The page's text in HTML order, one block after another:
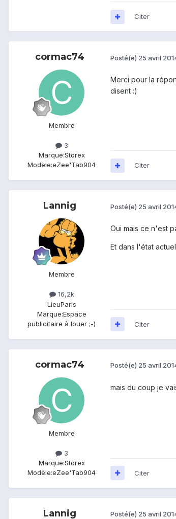
Citer
cormac74
Membre
3
Marque:Storex
Modèle:eZee'Tab904
Posté(e) 25 avril
Merci pour la
disent :)
Citer
Lannig
Membre
16,2k
LieuParis
Marque:Espace
publicitaire à louer ;-)
Posté(e) 25 avril
Oui mais ce n'est
Et dans l'état
Citer
cormac74
Membre
3
Marque:Storex
Modèle:eZee'Tab904
Posté(e) 25 avril
mais du coup je
Citer
Lannig Posté(e) 25 avril